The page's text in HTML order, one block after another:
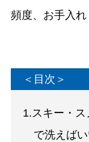
頻度、お手入れ
＜目次＞
1.スキー・
で洗えばい